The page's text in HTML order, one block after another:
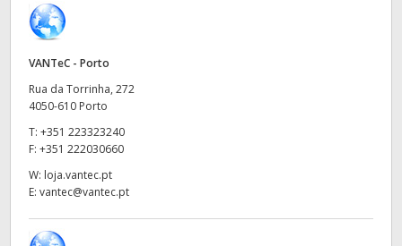
Turkey
UAE
Ukraine
United Kingdom
United States
VANTeC - Porto
Rua da Torrinha, 272
4050-610 Porto
T: +351 223323240
F: +351 222030660
W: loja.vantec.pt
E: vantec@vantec.pt